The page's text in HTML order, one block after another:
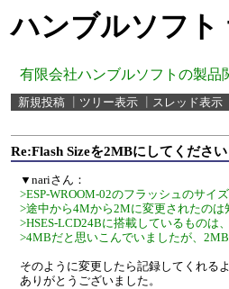
ハンブルソフト
有限会社ハンブルソフトの製品
新規投稿 ツリー表示 スレッド表示
Re:Flash Sizeを2MBにしてください
▼nariさん：
>ESP-WROOM-02のフラッシュのサイ
>途中から4Mから2Mに変更されたのは
>HSES-LCD24Bに搭載しているものは
>4MBだと思いこんでいましたが、2MB
そのように変更したら記録してくれる
ありがとうございました。